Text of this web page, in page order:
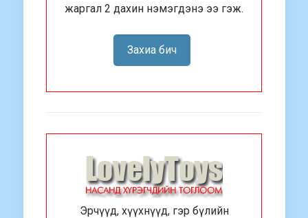
жаргал 2 дахин нэмэгдэнэ ээ гэж.
Захиа бич
Эрчүүд, хүүхнүүд, гэр бүлийн